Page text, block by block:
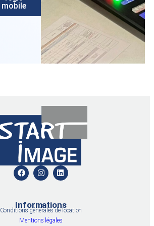
mobile
Informations
Conditions générales de location
Mentions légales